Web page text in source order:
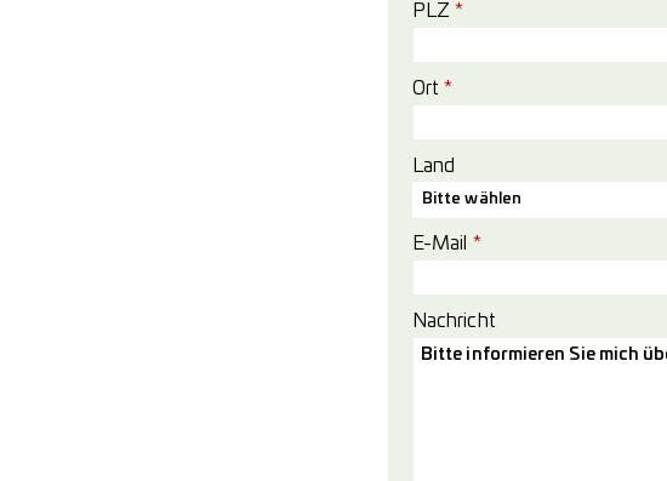
PLZ*
Ort*
Land
Bitte wählen
E-Mail *
Nachricht